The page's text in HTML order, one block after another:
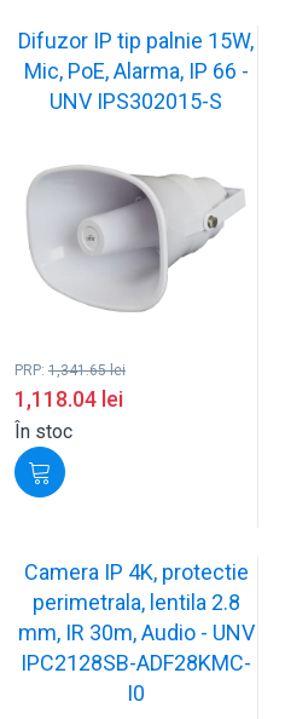
Difuzor IP tip palnie 15W,
Mic, PoE, Alarma, IP 66 -
UNV IPS302015-S
PRP: 1,341.65lei
1,118.04 lei
În stoc
Camera IP 4K, protectie
perimetrala, lentila 2.8
mm, IR 30m, Audio - UNV
IPC2128SB-ADF28KMC-
I0